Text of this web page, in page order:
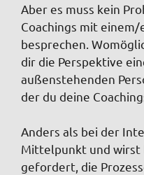
Aber es muss kein
Coachings mit
besprechen.
dir die Perspektive
außenstehenden
der du deine
Anders als bei der
Mittelpunkt und wirst
gefordert, die